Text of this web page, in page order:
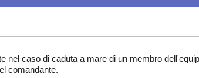
nel caso di caduta a mare di un membro
comandante.